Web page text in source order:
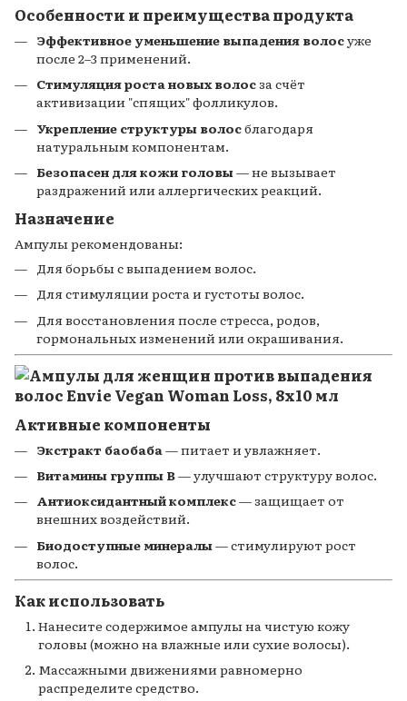
Особенности и преимущества продукта
Эффективное уменьшение выпадения волосуже
после 2–3 применений.
Стимуляция роста новых волосза счёт
активизации "спящих" фолликулов.
Укрепление структуры волосблагодаря
натуральным компонентам.
Безопасен для кожи головы— не вызывает
раздражений или аллергических реакций.
Назначение
Ампулы рекомендованы:
Для борьбы с выпадением волос.
Для стимуляции роста и густоты волос.
Для восстановления после стресса, родов,
гормональных изменений или окрашивания.
Активные компоненты
Экстракт баобаба — питает и увлажняет.
Витамины группы B— улучшают структуру волос.
Антиоксидантный комплекс— защищает от
внешних воздействий.
Биодоступные минералы— стимулируют рост
волос.
Как использовать
Нанесите содержимое ампулы на чистую кожу
головы (можно на влажные или сухие волосы).
Массажными движениями равномерно
распределите средство.